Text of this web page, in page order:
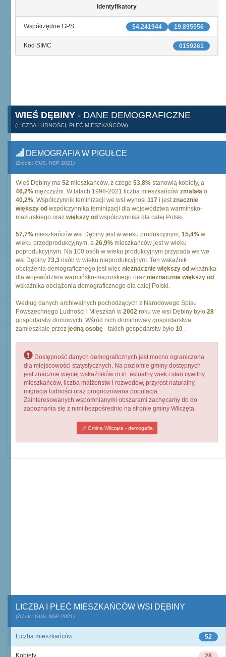
Identyfikatory
19.895556
54.241944
Współrzędne GPS
0159261
Kod SIMC
WIEŚ DĘBINY - DANE DEMOGRAFICZNE
(LICZBA LUDNOŚCI, PŁEĆ MIESZKAŃCÓW)
DEMOGRAFIA W PIGUŁCE
(Źródło: GUS, NSP 2021)
Wieś Dębiny ma 52 mieszkańców, z czego 53,8% stanowią kobiety, a
46,2% mężczyźni. W latach 1998-2021 liczba mieszkańców zmalała o
40,2%. Współczynnik feminizacji we wsi wynosi 117 i jestznacznie
większy od współczynnika feminizacji dla województwa warmińsko-
mazurskiego oraz większy od współczynnika dla całej Polski.
57,7% mieszkańców wsi Dębiny jest w wieku produkcyjnym, 15,4% w
wieku przedprodukcyjnym, a 26,9% mieszkańców jest w wieku
poprodukcyjnym. Na 100 osób w wieku produkcyjnym przypada we we
wsi Dębiny 73,3 osób w wieku nieprodukcyjnym. Ten wskaźnik
obciążenia demograficznego jest więc nieznacznie większy od wkażnika
dla województwa warmińsko-mazurskiego oraz nieznacznie większy od
wskażnika obciążenia demograficznego dla całej Polski.
Według danych archiwalnych pochodzących z Narodowego Spisu
Powszechnego Ludności i Mieszkań w 2002 roku we wsi Dębiny było 28
gospodarstw domowych. Wśród nich dominowały gospodarstwa
zamieszkałe przez jedną osobę - takich gospodarstw było 10 .
Dostępność danych demograficznych jest mocno ograniczona
dla miejscowości statystycznych. Na poziomie gminy dostępnych
jest znacznie więcej wskaźników m.in. aktualny wiek i stan cywilny
mieszkańców, liczba małżeństw i rozwodów, przyrost naturalny,
migracja ludności oraz prognozowana populacja.
Zainteresowanych wspomnianymi obszarami zachęcamy do do
zapoznania się z nimi bezpośrednio na stronie gminy Wilczęta.
Gmina Wilczęta - demogafia
LICZBA I PŁEĆ MIESZKAŃCÓW WSI DĘBINY
(Źródło: GUS, NSP 2021)
52
Liczba mieszkańców
Kobiety